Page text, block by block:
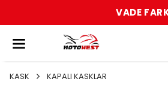
VADE FARKSIZ 6
KASK KAPALI KASKLAR